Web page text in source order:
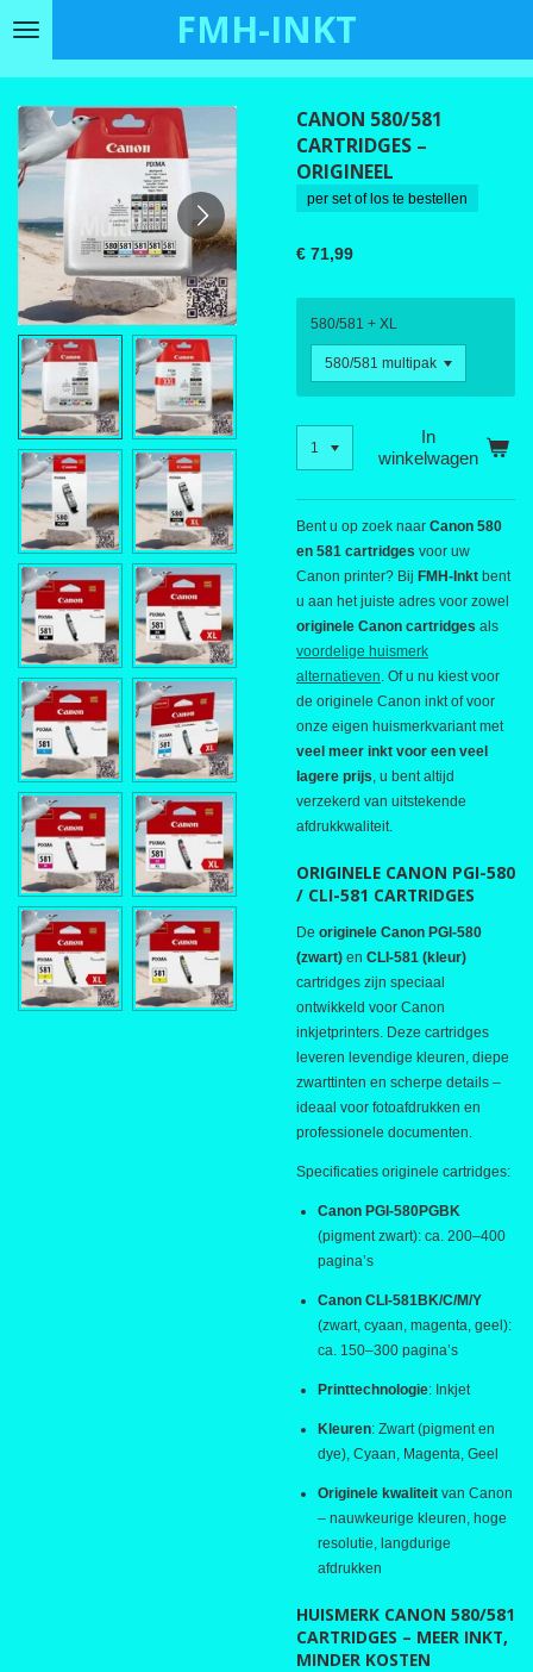
Ga
hoofdinhoud
FMH-INKT
CANON 580/581
CARTRIDGES –
ORIGINEEL
per set of los te bestellen
€ 71,99
580/581 + XL
In
winkelwagen
Bent u op zoek naar Canon 580
en 581 cartridges voor uw
Canon printer? Bij FMH-Inkt bent
u aan het juiste adres voor zowel
originele Canon cartridges als
voordelige huismerk
alternatieven . Of u nu kiest voor
de originele Canon inkt of voor
onze eigen huismerkvariant met
veel meer inkt voor een veel
lagere prijs , u bent altijd
verzekerd van uitstekende
afdrukkwaliteit.
ORIGINELE CANON PGI-580
/ CLI-581 CARTRIDGES
De originele Canon PGI-580
(zwart) en CLI-581 (kleur)
cartridges zijn speciaal
ontwikkeld voor Canon
inkjetprinters. Deze cartridges
leveren levendige kleuren, diepe
zwarttinten en scherpe details –
ideaal voor fotoafdrukken en
professionele documenten.
Specificaties originele cartridges:
Canon PGI-580PGBK
(pigment zwart): ca. 200–400
pagina’s
Canon CLI-581BK/C/M/Y
(zwart, cyaan, magenta, geel):
ca. 150–300 pagina’s
Printtechnologie: Inkjet
Kleuren: Zwart (pigment en
dye), Cyaan, Magenta, Geel
Originele kwaliteit van Canon
– nauwkeurige kleuren, hoge
resolutie, langdurige
afdrukken
HUISMERK CANON 580/581
CARTRIDGES – MEER INKT,
MINDER KOSTEN